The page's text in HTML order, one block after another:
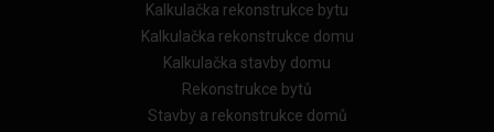
Kalkulačka rekonstrukce bytu
Kalkulačka rekonstrukce domu
Kalkulačka stavby domu
Rekonstrukce bytů
Stavby a rekonstrukce domů